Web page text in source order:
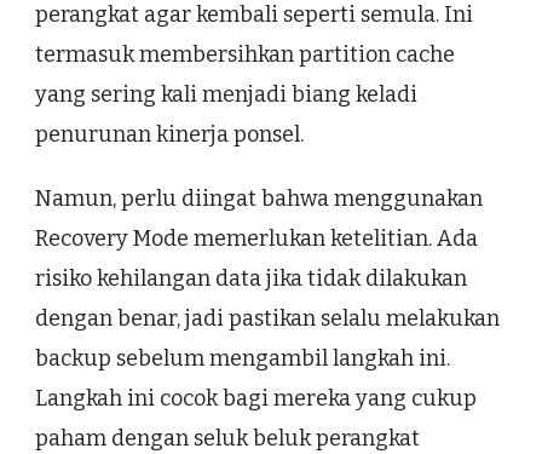
perangkat agar kembali seperti semula. Ini
termasuk membersihkan partition cache
yang sering kali menjadi biang keladi
penurunan kinerja ponsel.
Namun, perlu diingat bahwa menggunakan
Recovery Mode memerlukan ketelitian. Ada
risiko kehilangan data jika tidak dilakukan
dengan benar, jadi pastikan selalu melakukan
backup sebelum mengambil langkah ini.
Langkah ini cocok bagi mereka yang cukup
paham dengan seluk beluk perangkat